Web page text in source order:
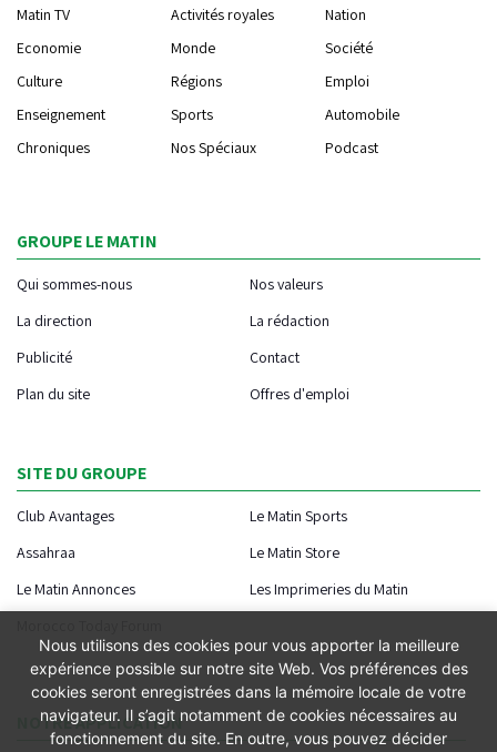
Matin TV Activités royales
Nation
Economie
Monde
Société
Culture
Régions
Emploi
Enseignement
Sports
Automobile
Chroniques
Nos Spéciaux Podcast
GROUPE LE MATIN
Qui sommes-nous
Nos valeurs
La direction
La rédaction
Publicité
Contact
Plan du site
Offres d'emploi
SITE DU GROUPE
Club Avantages
Le Matin Sports
Assahraa
Le Matin Store
Le Matin Annonces
Les Imprimeries du Matin
NOTRE APPLICATION
Nous utilisons des cookies pour vous apporter la meilleure
expérience possible sur notre site Web. Vos préférences des
cookies seront enregistrées dans la mémoire locale de votre
navigateur. Il s’agit notamment de cookies nécessaires au
fonctionnement du site. En outre, vous pouvez décider